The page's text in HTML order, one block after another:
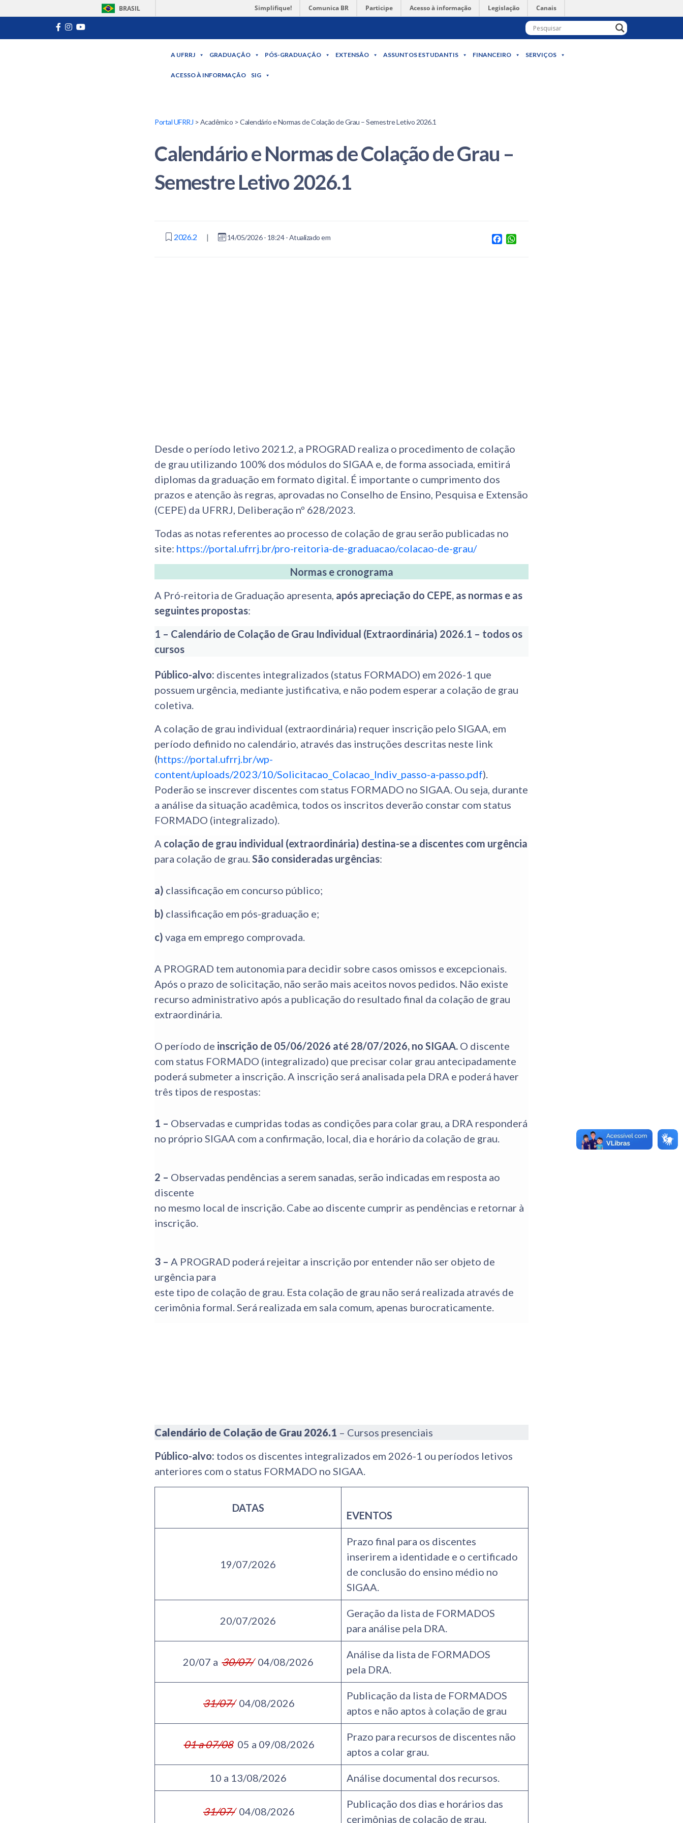
BRASIL Simplifique! Comunica BR Participe Acesso à informação Legislação Canais
A UFRRJ GRADUAÇÃO PÓS-GRADUAÇÃO EXTENSÃO ASSUNTOS ESTUDANTIS FINANCEIRO SERVIÇOS
ACESSO À INFORMAÇÃO SIG
Portal UFRRJ > Acadêmico > Calendário e Normas de Colação de Grau – Semestre Letivo 2026.1
Calendário e Normas de Colação de Grau –
Semestre Letivo 2026.1
2026.2 | 14/05/2026 - 18:24 - Atualizado em Facebook
Desde o período letivo 2021.2, a PROGRAD realiza o procedimento de colação
de grau utilizando 100% dos módulos do SIGAA e, de forma associada, emitirá
diplomas da graduação em formato digital. É importante o cumprimento dos
prazos e atenção às regras, aprovadas no Conselho de Ensino, Pesquisa e Extensão
(CEPE) da UFRRJ, Deliberação nº 628/2023.
Todas as notas referentes ao processo de colação de grau serão publicadas no
site: https://portal.ufrrj.br/pro-reitoria-de-graduacao/colacao-de-grau/
Normas e cronograma
A Pró-reitoria de Graduação apresenta, após apreciação do CEPE, as normas e as
seguintes propostas:
1 – Calendário de Colação de Grau Individual (Extraordinária) 2026.1 – todos os
cursos
Público-alvo: discentes integralizados (status FORMADO) em 2026-1 que
possuem urgência, mediante justificativa, e não podem esperar a colação de grau
coletiva.
A colação de grau individual (extraordinária) requer inscrição pelo SIGAA, em
período definido no calendário, através das instruções descritas neste link
(https://portal.ufrrj.br/wp-
content/uploads/2023/10/Solicitacao_Colacao_Indiv_passo-a-passo.pdf).
Poderão se inscrever discentes com status FORMADO no SIGAA. Ou seja, durante
a análise da situação acadêmica, todos os inscritos deverão constar com status
FORMADO (integralizado).
A colação de grau individual (extraordinária) destina-se a discentes com urgência
para colação de grau.São consideradas urgências:
a) classificação em concurso público;
b) classificação em pós-graduação e;
c) vaga em emprego comprovada.
A PROGRAD tem autonomia para decidir sobre casos omissos e excepcionais.
Após o prazo de solicitação, não serão mais aceitos novos pedidos. Não existe
recurso administrativo após a publicação do resultado final da colação de grau
extraordinária.
O período de inscrição de 05/06/2026 até 28/07/2026, no SIGAA. O discente
com status FORMADO (integralizado) que precisar colar grau antecipadamente
poderá submeter a inscrição. A inscrição será analisada pela DRA e poderá haver
três tipos de respostas:
1 – Observadas e cumpridas todas as condições para colar grau, a DRA responderá
no próprio SIGAA com a confirmação, local, dia e horário da colação de grau.
2 – Observadas pendências a serem sanadas, serão indicadas em resposta ao
discente
no mesmo local de inscrição. Cabe ao discente cumprir as pendências e retornar à
inscrição.
3 – A PROGRAD poderá rejeitar a inscrição por entender não ser objeto de
urgência para
este tipo de colação de grau. Esta colação de grau não será realizada através de
cerimônia formal. Será realizada em sala comum, apenas burocraticamente.
Calendário de Colação de Grau 2026.1 – Cursos presenciais
Público-alvo: todos os discentes integralizados em 2026-1 ou períodos letivos
anteriores com o status FORMADO no SIGAA.
DATAS
EVENTOS
19/07/2026
Prazo final para os discentes
inserirem a identidade e o certificado
de conclusão do ensino médio no
SIGAA.
20/07/2026
Geração da lista de FORMADOS
para análise pela DRA.
20/07 a 30/07/04/08/2026
Análise da lista de FORMADOS
pela DRA.
31/07/ 04/08/2026
Publicação da lista de FORMADOS
aptos e não aptos à colação de grau
01 a 07/08 05 a 09/08/2026
Prazo para recursos de discentes não
aptos a colar grau.
10 a 13/08/2026 Análise documental dos recursos.
31/07/ 04/08/2026
Publicação dos dias e horários das
cerimônias de colação de grau.